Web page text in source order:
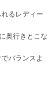
るレディー
奥行きとこな
バランスよ